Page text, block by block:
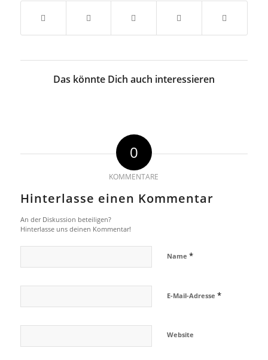
Das könnte Dich auch interessieren
0
KOMMENTARE
Hinterlasse einen Kommentar
An der Diskussion beteiligen?
Hinterlasse uns deinen Kommentar!
Name *
E-Mail-Adresse *
Website